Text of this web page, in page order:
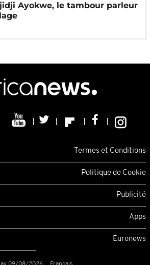
Ayokwe, le tambour parleur
Termes et Conditions
Politique de Cookie
Publicité
Apps
Euronews